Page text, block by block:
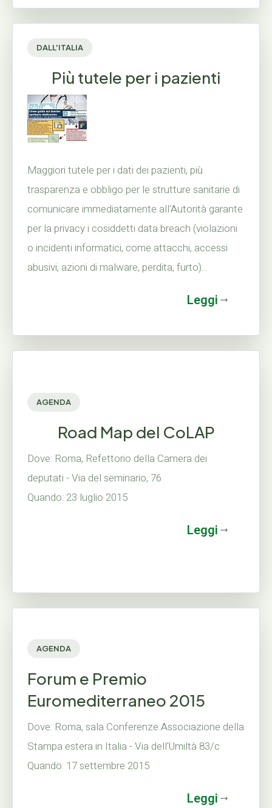
DALL'ITALIA
Più tutele per i pazienti
Maggiori tutele per i dati dei pazienti, più
trasparenza e obbligo per le strutture sanitarie di
comunicare immediatamente all'Autorità garante
per la privacy i cosiddetti data breach (violazioni
o incidenti informatici, come attacchi, accessi
abusivi, azioni di malware, perdita, furto)...
Leggi
AGENDA
Road Map del CoLAP
Dove: Roma, Refettorio della Camera dei
deputati - Via del seminario, 76
Quando: 23 luglio 2015
Leggi
AGENDA
Forum e Premio
Euromediterraneo 2015
Dove: Roma, sala Conferenze Associazione della
Stampa estera in Italia - Via dell'Umiltà 83/c
Quando: 17 settembre 2015
Leggi